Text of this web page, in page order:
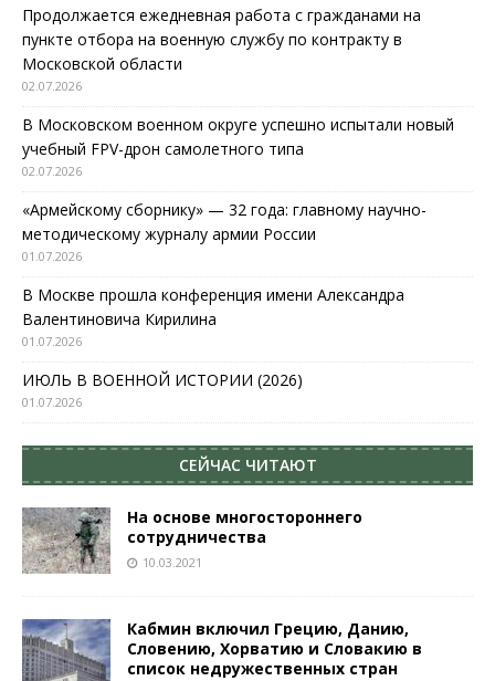
Продолжается ежедневная работа с гражданами на
пункте отбора на военную службу по контракту в
Московской области
02.07.2026
В Московском военном округе успешно испытали новый
учебный FPV-дрон самолетного типа
02.07.2026
«Армейскому сборнику» — 32 года: главному научно-
методическому журналу армии России
01.07.2026
В Москве прошла конференция имени Александра
Валентиновича Кирилина
01.07.2026
ИЮЛЬ В ВОЕННОЙ ИСТОРИИ (2026)
01.07.2026
СЕЙЧАС ЧИТАЮТ
На основе многостороннего
сотрудничества
10.03.2021
Кабмин включил Грецию, Данию,
Словению, Хорватию и Словакию в
список недружественных стран